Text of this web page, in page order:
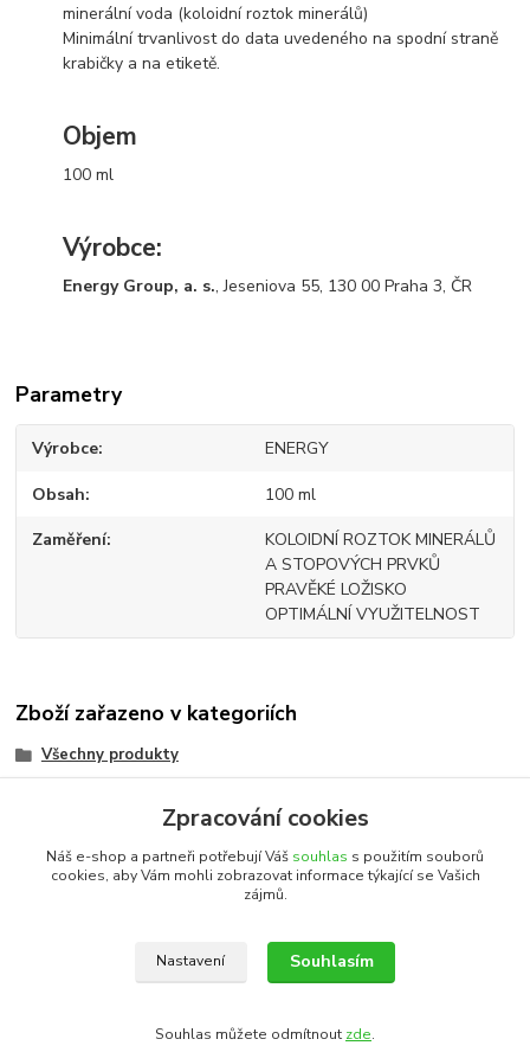
minerální voda (koloidní roztok minerálů)
Minimální trvanlivost do data uvedeného na spodní straně
krabičky a na etiketě.
Objem
100 ml
Výrobce:
Energy Group, a. s., Jeseniova 55, 130 00 Praha 3, ČR
Parametry
Výrobce ENERGY
Obsah 100 ml
Zaměření
KOLOIDNÍ ROZTOK MINERÁLŮ
A STOPOVÝCH PRVKŮ
PRAVĚKÉ LOŽISKO
OPTIMÁLNÍ VYUŽITELNOST
Zboží zařazeno v kategoriích
Všechny produkty
Přírodní vitaminy a minerály
Katalog internetových obchodů
Upravit sběr cookies.
Zpracování cookies
Náš e-shop a partneři potřebují Váš souhlas s použitím souborů
cookies, aby Vám mohli zobrazovat informace týkající se Vašich
zájmů.
Nastavení Souhlasím
Souhlas můžete odmítnout zde.